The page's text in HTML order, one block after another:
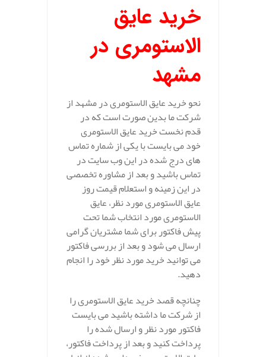
خرید عایق
الاستومری در
مشهد
نحو خرید عایق الاستومری در مشهد از
شرکت ما بدین صورت است که در
قدم نخست خرید عایق الاستومری
خود می بایست با یکی از شماره تماس
های درج شده در این وب سایت در
تماس باشید و بعد از مشاوره تخصصی
در این زمینه و استعلام قیمت روز
عایق الاستومری مورد نظر، عایق
الاستومری مورد انتخاب شما تحت
پیش فاکتور برای شما مشتریان گرامی
ارسال می شود و بعد از بررسی فاکتور
می توانید خرید مورد نظر خود را انجام
دهید.
چنانچه قصد خرید عایق الاستومری را
از شرکت ما داشته باشید می بایست
فاکتور مورد نظر و ارسال شده را
پرداخت کنید و بعد از پرداخت فاکتور،